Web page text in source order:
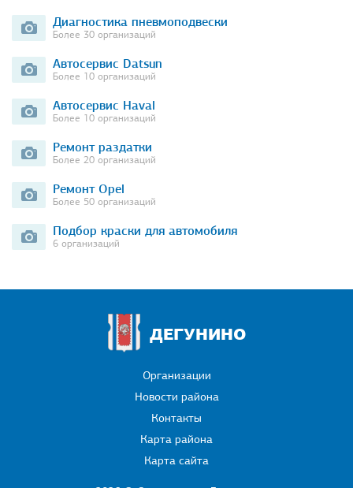
Диагностика пневмоподвески
Более 30 организаций
Автосервис Datsun
Более 10 организаций
Автосервис Haval
Более 10 организаций
Ремонт раздатки
Более 20 организаций
Ремонт Opel
Более 50 организаций
Подбор краски для автомобиля
6 организаций
ДЕГУНИНО
Организации
Новости района
Контакты
Карта района
Карта сайта